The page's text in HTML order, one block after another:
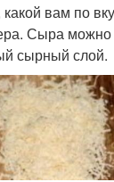
вам по
Сыра можно
сырный слой.